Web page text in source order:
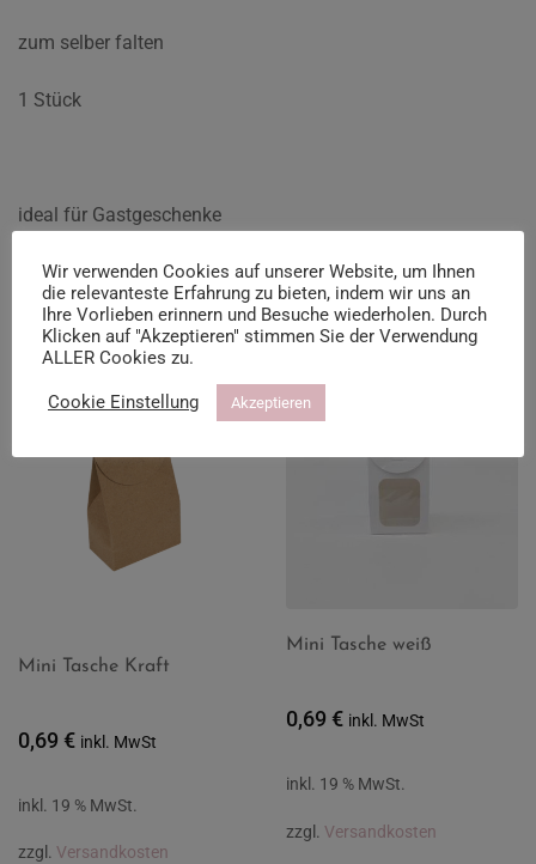
zum selber falten
1 Stück
ideal für Gastgeschenke
Ähnliche Produkte
Mini Tasche Kraft
0,69 € inkl. MwSt
inkl. 19 % MwSt.
zzgl. Versandkosten
Mini Tasche weiß
0,69 € inkl. MwSt
inkl. 19 % MwSt.
zzgl. Versandkosten
Wir verwenden Cookies auf unserer Website, um Ihnen
die relevanteste Erfahrung zu bieten, indem wir uns an
Ihre Vorlieben erinnern und Besuche wiederholen. Durch
Klicken auf "Akzeptieren" stimmen Sie der Verwendung
ALLER Cookies zu.
Cookie Einstellung Akzeptieren